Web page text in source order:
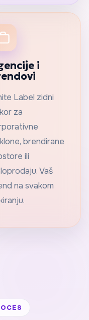
i
Label zidni
za
brendirane
ili
Vaš
na svakom